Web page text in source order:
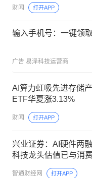
财闻 打开APP
输入手机号：一键领取
广告 易泽科技运营商
AI算力虹吸先进存储
ETF华夏涨3.13%
财闻 打开APP
兴业证券：AI硬件两
科技龙头估值已与消
智通财经网 打开APP